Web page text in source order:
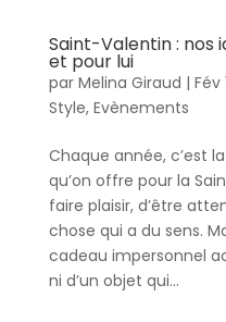
Saint-Valentin : nos
et pour lui
par Melina Giraud | Fév
Style, Evènements
Chaque année, c’est
qu’on offre pour la
faire plaisir, d’être
chose qui a du sens.
cadeau impersonnel
ni d’un objet qui...